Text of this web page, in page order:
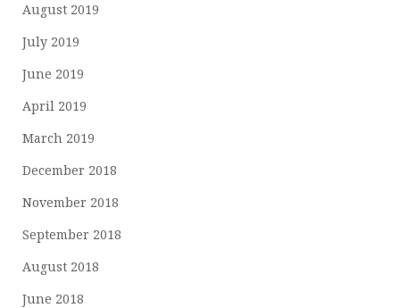
August 2019
July 2019
June 2019
April 2019
March 2019
December 2018
November 2018
September 2018
August 2018
June 2018